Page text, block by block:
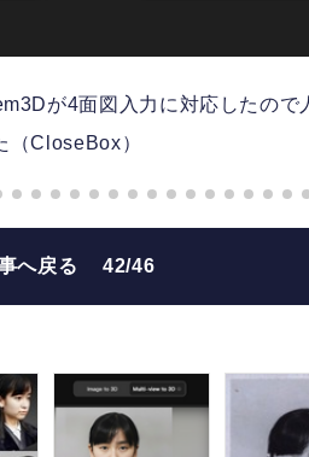
が4面図入力に対応したので
（CloseBox）
へ戻る 42/46